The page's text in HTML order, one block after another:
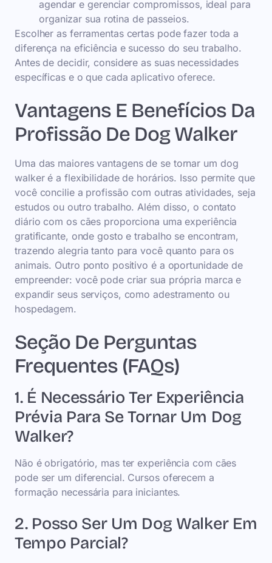
agendar e gerenciar compromissos, ideal para
organizar sua rotina de passeios.
Escolher as ferramentas certas pode fazer toda a
diferença na eficiência e sucesso do seu trabalho.
Antes de decidir, considere as suas necessidades
específicas e o que cada aplicativo oferece.
Vantagens E Benefícios Da
Profissão De Dog Walker
Uma das maiores vantagens de se tornar um dog
walker é a flexibilidade de horários. Isso permite que
você concilie a profissão com outras atividades, seja
estudos ou outro trabalho. Além disso, o contato
diário com os cães proporciona uma experiência
gratificante, onde gosto e trabalho se encontram,
trazendo alegria tanto para você quanto para os
animais. Outro ponto positivo é a oportunidade de
empreender: você pode criar sua própria marca e
expandir seus serviços, como adestramento ou
hospedagem.
Seção De Perguntas
Frequentes (FAQs)
1. É Necessário Ter Experiência
Prévia Para Se Tornar Um Dog
Walker?
Não é obrigatório, mas ter experiência com cães
pode ser um diferencial. Cursos oferecem a
formação necessária para iniciantes.
2. Posso Ser Um Dog Walker Em
Tempo Parcial?